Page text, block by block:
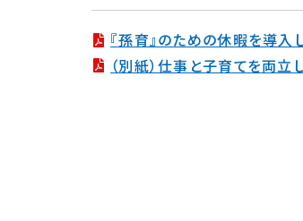
『孫育』のための休暇を導
（別紙）仕事と子育てを両